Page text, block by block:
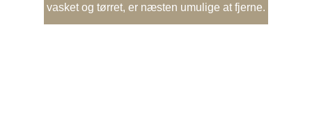
vasket og tørret, er næsten umulige at fjerne.